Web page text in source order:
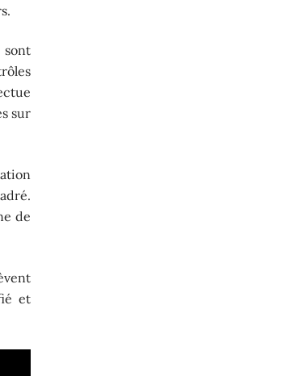
sur
de
et